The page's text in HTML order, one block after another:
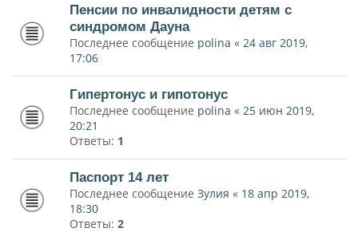
Пенсии по инвалидности детям с
синдромом Дауна
Последнее сообщение polina « 24 авг 2019,
17:06
Гипертонус и гипотонус
Последнее сообщение polina « 25 июн 2019,
20:21
Ответы: 1
Паспорт 14 лет
Последнее сообщение Зулия « 18 апр 2019,
18:30
Ответы: 2